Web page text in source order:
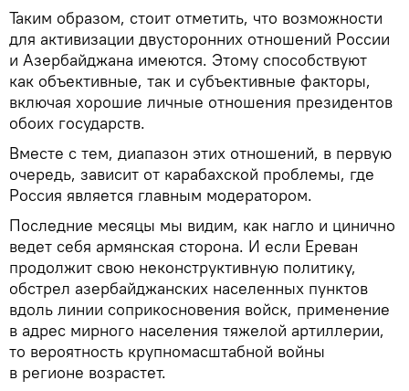
Таким образом, стоит отметить, что возможности
для активизации двусторонних отношений России
и Азербайджана имеются. Этому способствуют
как объективные, так и субъективные факторы,
включая хорошие личные отношения президентов
обоих государств.
Вместе с тем, диапазон этих отношений, в первую
очередь, зависит от карабахской проблемы, где
Россия является главным модератором.
Последние месяцы мы видим, как нагло и цинично
ведет себя армянская сторона. И если Ереван
продолжит свою неконструктивную политику,
обстрел азербайджанских населенных пунктов
вдоль линии соприкосновения войск, применение
в адрес мирного населения тяжелой артиллерии,
то вероятность крупномасштабной войны
в регионе возрастет.